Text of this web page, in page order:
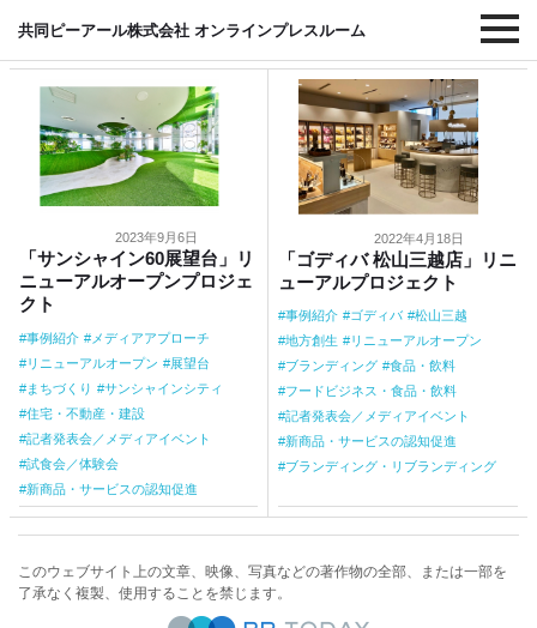
共同ピーアール株式会社 オンラインプレスルーム
#リニューアルオープン
2023年9月6日
「サンシャイン60展望台」リ
ニューアルオープンプロジェ
クト
事例紹介
メディアアプローチ
リニューアルオープン
展望台
まちづくり
サンシャインシティ
住宅・不動産・建設
記者発表会／メディアイベント
試食会／体験会
新商品・サービスの認知促進
2022年4月18日
「ゴディバ 松山三越店」リニ
ューアルプロジェクト
事例紹介 ゴディバ
松山三越
地方創生
リニューアルオープン
ブランディング
食品・飲料
フードビジネス・食品・飲料
記者発表会／メディアイベント
新商品・サービスの認知促進
ブランディング・リブランディング
このウェブサイト上の文章、映像、写真などの著作物の全部、または一部を
了承なく複製、使用することを禁じます。